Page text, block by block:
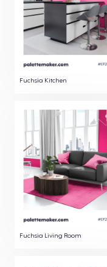
Fuchsia Kitchen
Fuchsia Living Room